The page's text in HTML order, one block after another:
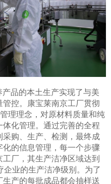
品的本土生产实现了与美
控。康宝莱南京工厂贯彻
理理念，对原材料质量和纯
化管理。通过完善的全程
购、生产、检测，最终成
的信息管理，每一个步骤
厂，其生产洁净区域达到
企业的生产洁净级别。为了
产的每批成品都会抽样送